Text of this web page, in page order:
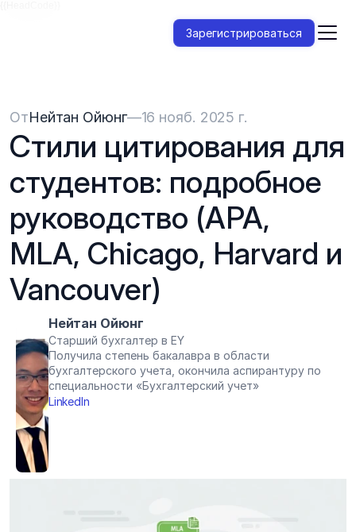
Зарегистрироваться
ОтНейтан Ойюнг—16 нояб. 2025 г.
Стили цитирования для
студентов: подробное
руководство (APA,
MLA, Chicago, Harvard и
Vancouver)
Нейтан Ойюнг
Старший бухгалтер в EY
Получила степень бакалавра в области
бухгалтерского учета, окончила аспирантуру по
специальности «Бухгалтерский учет»
LinkedIn